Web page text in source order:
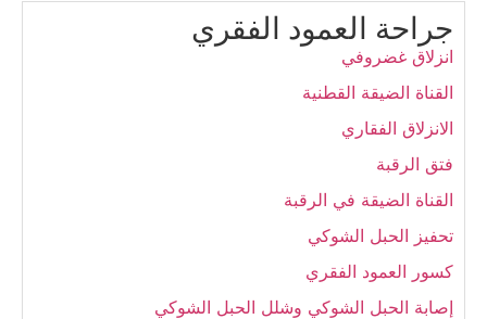
جراحة العمود الفقري
انزلاق غضروفي
القناة الضيقة القطنية
الانزلاق الفقاري
فتق الرقبة
القناة الضيقة في الرقبة
تحفيز الحبل الشوكي
كسور العمود الفقري
إصابة الحبل الشوكي وشلل الحبل الشوكي